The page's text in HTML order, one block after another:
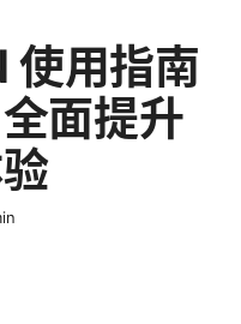
使用指南
面提升